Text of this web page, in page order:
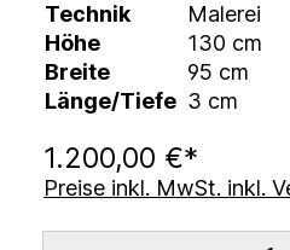
Technik
Malerei
Höhe
130 cm
Breite
95 cm
Länge/Tiefe 3 cm
1.200,00 €*
Preise inkl. MwSt. inkl.